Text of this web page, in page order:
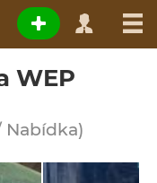
WEP
Nabídka)